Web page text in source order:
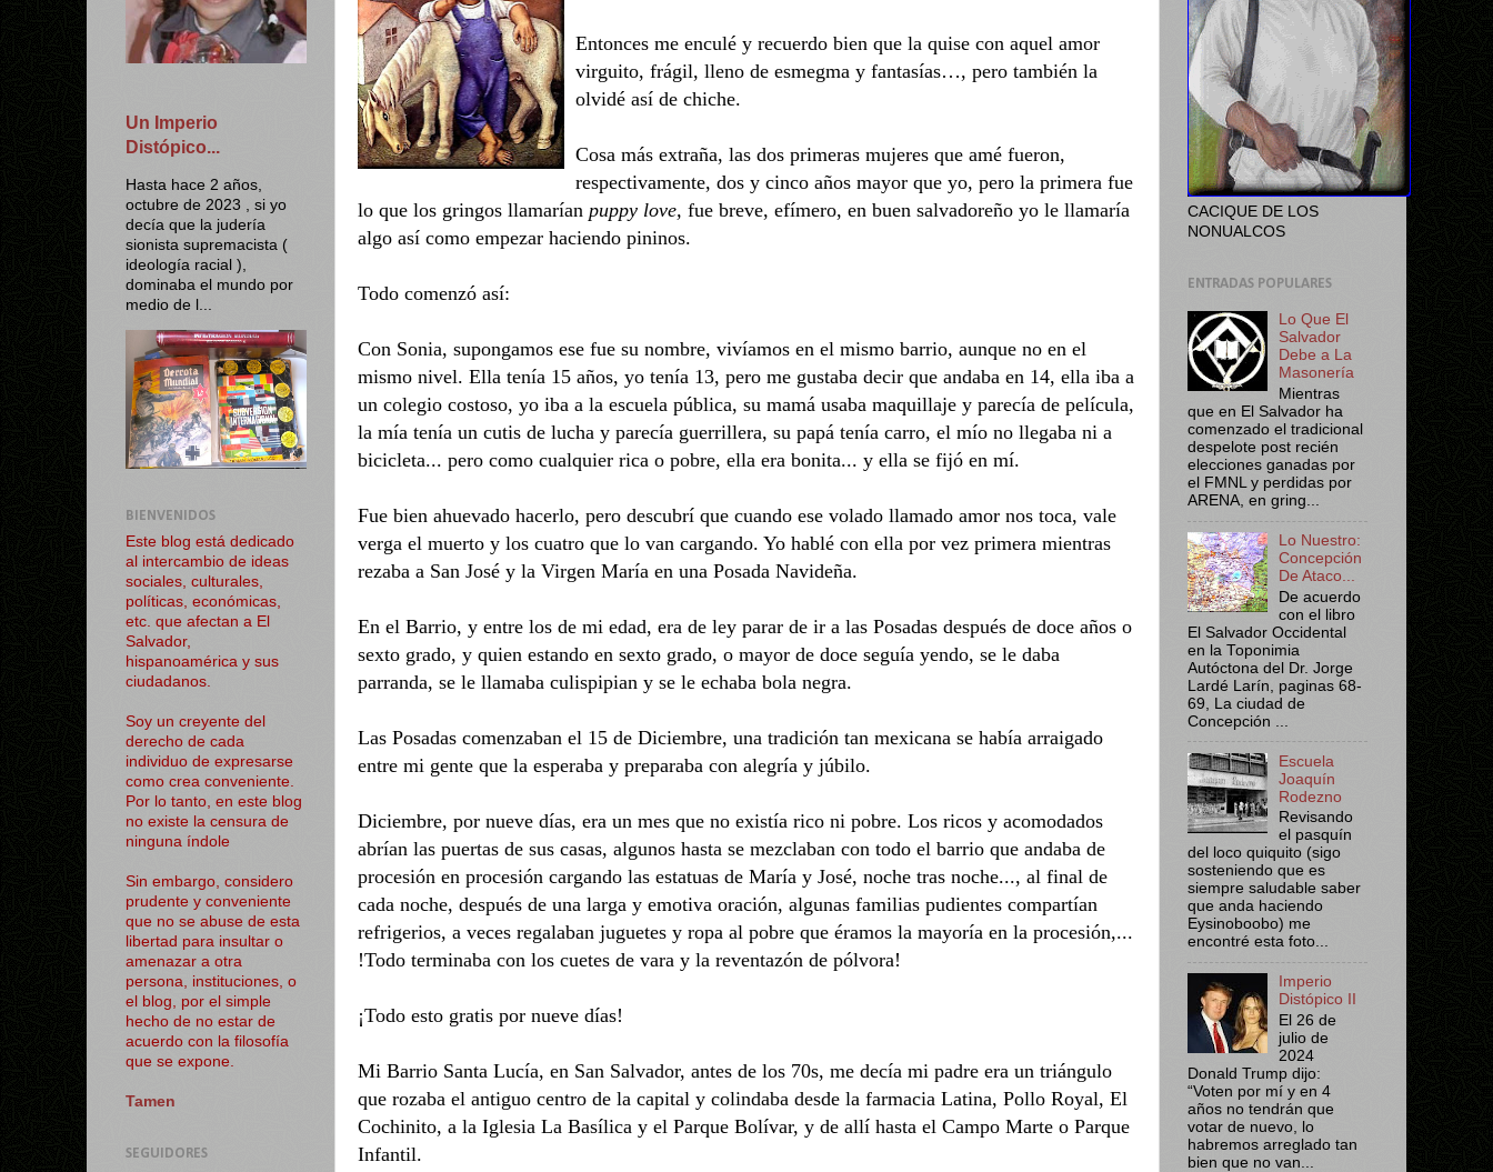
Entonces me enculé y recuerdo bien que la quise con aquel amor
virguito, frágil, lleno de esmegma y fantasías…, pero también la
olvidé así de chiche.
Cosa más extraña, las dos primeras mujeres que amé fueron,
respectivamente, dos y cinco años mayor que yo, pero la primera fue
lo que los gringos llamarían puppy love, fue breve, efímero, en buen salvadoreño yo le llamaría
algo así como empezar haciendo pininos.
Todo comenzó así:
Con Sonia, supongamos ese fue su nombre, vivíamos en el mismo barrio, aunque no en el
mismo nivel. Ella tenía 15 años, yo tenía 13, pero me gustaba decir que andaba en 14, ella iba a
un colegio costoso, yo iba a la escuela pública, su mamá usaba maquillaje y parecía de película,
la mía tenía un cutis de lucha y parecía guerrillera, su papá tenía carro, el mío no llegaba ni a
bicicleta... pero como cualquier rica o pobre, ella era bonita... y ella se fijó en mí.
Fue bien ahuevado hacerlo, pero descubrí que cuando ese volado llamado amor nos toca, vale
verga el muerto y los cuatro que lo van cargando. Yo hablé con ella por vez primera mientras
rezaba a San José y la Virgen María en una Posada Navideña.
En el Barrio, y entre los de mi edad, era de ley parar de ir a las Posadas después de doce años o
sexto grado, y quien estando en sexto grado, o mayor de doce seguía yendo, se le daba
parranda, se le llamaba culispipian y se le echaba bola negra.
Las Posadas comenzaban el 15 de Diciembre, una tradición tan mexicana se había arraigado
entre mi gente que la esperaba y preparaba con alegría y júbilo.
Diciembre, por nueve días, era un mes que no existía rico ni pobre. Los ricos y acomodados
abrían las puertas de sus casas, algunos hasta se mezclaban con todo el barrio que andaba de
procesión en procesión cargando las estatuas de María y José, noche tras noche..., al final de
cada noche, después de una larga y emotiva oración, algunas familias pudientes compartían
refrigerios, a veces regalaban juguetes y ropa al pobre que éramos la mayoría en la procesión,...
!Todo terminaba con los cuetes de vara y la reventazón de pólvora!
¡Todo esto gratis por nueve días!
Mi Barrio Santa Lucía, en San Salvador, antes de los 70s, me decía mi padre era un triángulo
que rozaba el antiguo centro de la capital y colindaba desde la farmacia Latina, Pollo Royal, El
Cochinito, a la Iglesia La Basílica y el Parque Bolívar, y de allí hasta el Campo Marte o Parque
Infantil.
Un Imperio
Distópico...
Hasta hace 2 años,
octubre de 2023 , si yo
decía que la judería
sionista supremacista (
ideología racial ),
dominaba el mundo por
medio de l...
BIENVENIDOS
Este blog está dedicado
al intercambio de ideas
sociales, culturales,
políticas, económicas,
etc. que afectan a El
Salvador,
hispanoamérica y sus
ciudadanos.
Soy un creyente del
derecho de cada
individuo de expresarse
como crea conveniente.
Por lo tanto, en este blog
no existe la censura de
ninguna índole
Sin embargo, considero
prudente y conveniente
que no se abuse de esta
libertad para insultar o
amenazar a otra
persona, instituciones, o
el blog, por el simple
hecho de no estar de
acuerdo con la filosofía
que se expone.
Tamen
SEGUIDORES
CACIQUE DE LOS
NONUALCOS
ENTRADAS POPULARES
Lo Que El
Salvador
Debe a La
Masonería
Mientras
que en El Salvador ha
comenzado el tradicional
despelote post recién
elecciones ganadas por
el FMNL y perdidas por
ARENA, en gring...
Lo Nuestro:
Concepción
De Ataco...
De acuerdo
con el libro
El Salvador Occidental
en la Toponimia
Autóctona del Dr. Jorge
Lardé Larín, paginas 68-
69, La ciudad de
Concepción ...
Escuela
Joaquín
Rodezno
Revisando
el pasquín
del loco quiquito (sigo
sosteniendo que es
siempre saludable saber
que anda haciendo
Eysinoboobo) me
encontré esta foto...
Imperio
Distópico II
El 26 de
julio de
2024
Donald Trump dijo:
“Voten por mí y en 4
años no tendrán que
votar de nuevo, lo
habremos arreglado tan
bien que no van...